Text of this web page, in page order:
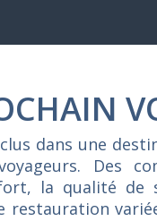
dans une
Des
la qualité de
restauration